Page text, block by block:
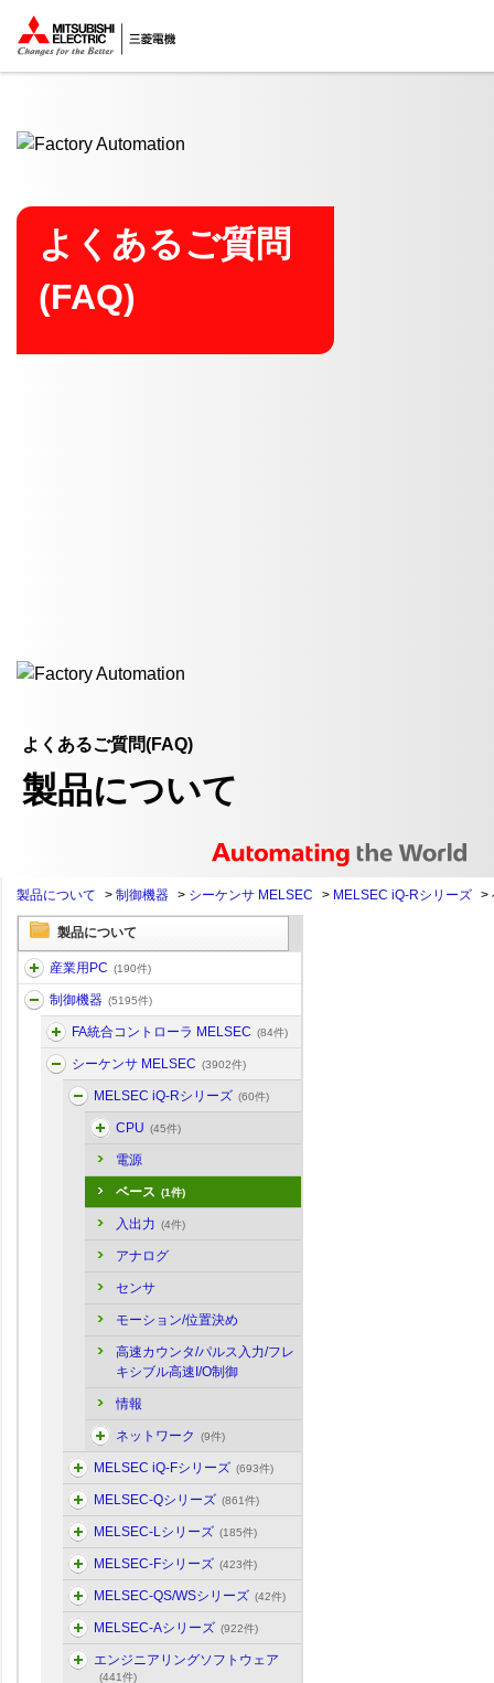
ここから本文
よくあるご質問
(FAQ)
よくあるご質問(FAQ)
製品について
製品について > 制御機器 > シーケンサ MELSEC > MELSEC iQ-Rシリーズ >
製品について
産業用PC (190件)
制御機器 (5195件)
FA統合コントローラ MELSEC (84件)
シーケンサ MELSEC (3902件)
MELSEC iQ-Rシリーズ (60件)
CPU (45件)
電源
ベース (1件)
入出力 (4件)
アナログ
センサ
モーション/位置決め
高速カウンタ/パルス入力/フレ
キシブル高速I/O制御
情報
ネットワーク (9件)
MELSEC iQ-Fシリーズ (693件)
MELSEC-Qシリーズ (861件)
MELSEC-Lシリーズ (185件)
MELSEC-Fシリーズ (423件)
MELSEC-QS/WSシリーズ (42件)
MELSEC-Aシリーズ (922件)
エンジニアリングソフトウェア
(441件)